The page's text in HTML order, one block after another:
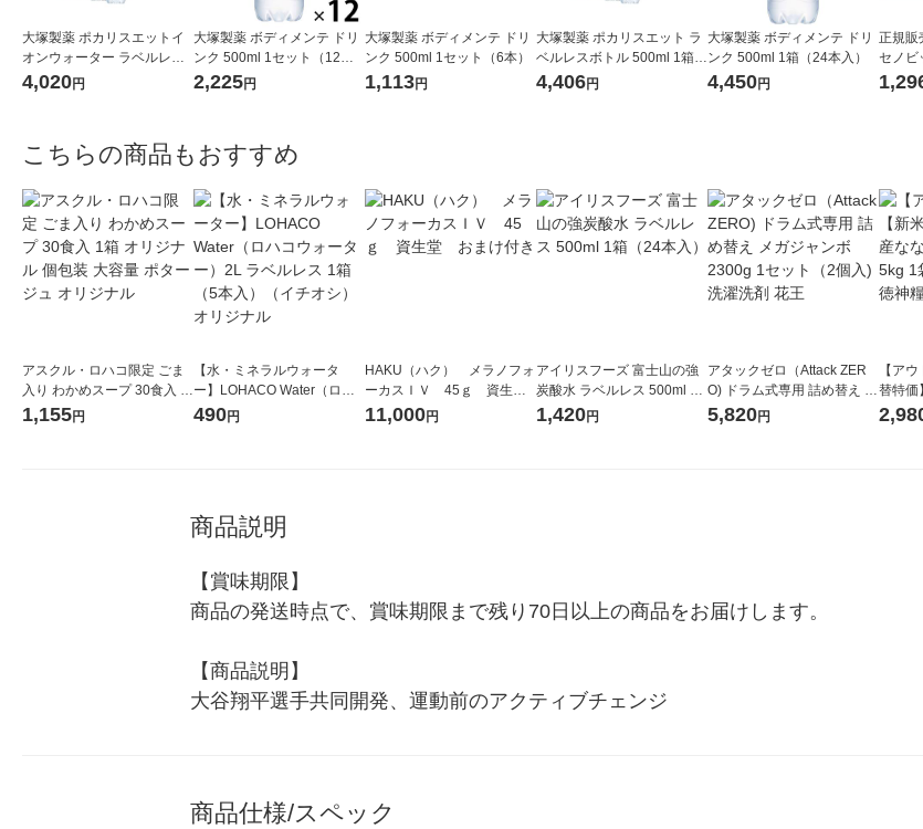
大塚製薬 ポカリスエットイ
オンウォーター ラベルレス
ボトル 500ml 1箱（24本
4,020円
大塚製薬 ボディメンテ ドリ
ンク 500ml 1セット（12
本）
2,225円
大塚製薬 ボディメンテ ドリ
ンク 500ml 1セット（6本）
1,113円
大塚製薬 ポカリスエット ラ
ベルレスボトル 500ml 1箱
（24本入）
4,406円
大塚製薬 ボディメンテ ドリ
ンク 500ml 1箱（24本入）
4,450円
正規販
セノビ
ン風味
こちらの商品もおすすめ
アスクル・ロハコ限定 ごま
入り わかめスープ 30食入 1
箱 オリジナル 個包装 大容量
1,155円
【水・ミネラルウォータ
ー】LOHACO Water（ロハ
コウォーター）2L ラベルレ
490円
HAKU（ハク） メラノフォ
ーカスＩＶ 45ｇ 資生
堂 おまけ付き
11,000円
アイリスフーズ 富士山の強
炭酸水 ラベルレス 500ml 1
箱（24本入）
1,420円
アタックゼロ（Attack ZER
O) ドラム式専用 詰め替え メ
ガジャンボ 2300g 1セット
5,820円
【ア
替特価
し 無
商品説明
【賞味期限】
商品の発送時点で、賞味期限まで残り70日以上の商品をお届けします。
【商品説明】
大谷翔平選手共同開発、運動前のアクティブチェンジ
商品仕様/スペック